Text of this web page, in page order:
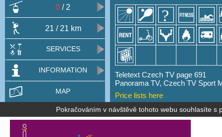
Teletext Czech TV page 691
Panorama TV, Czech TV Sport
Price lists here
0 / 2
21 / 21 km
SERVICES
INFORMATION
MAP
Pokračováním v návštěvě tohoto webu souhlasíte